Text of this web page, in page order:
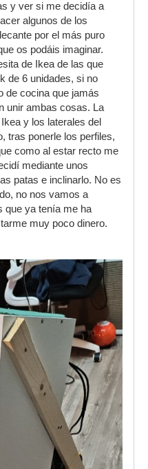
y ver si me decidía a
algunos de los
por el más puro
os podáis imaginar.
de Ikea de las que
de 6 unidades, si no
de cocina que jamás
unir ambas cosas. La
y los laterales del
tras ponerle los perfiles,
como al estar recto me
mediante unos
patas e inclinarlo. No es
no nos vamos a
que ya tenía me ha
muy poco dinero.